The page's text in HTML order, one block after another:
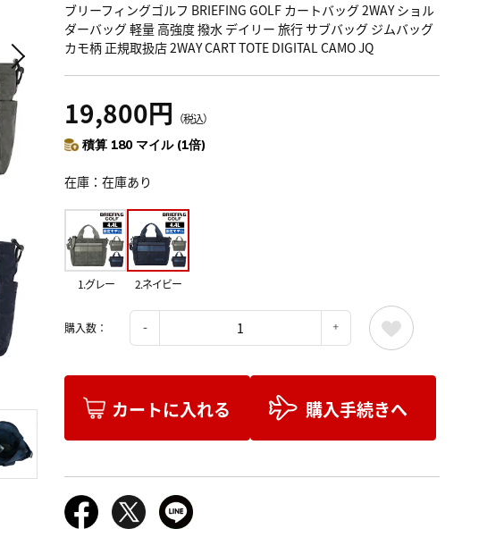
ブリーフィングゴルフ BRIEFING GOLF カートバッグ 2WAY ショル
ダーバッグ 軽量 高強度 撥水 デイリー 旅行 サブバッグ ジムバッグ
カモ柄 正規取扱店 2WAY CART TOTE DIGITAL CAMO JQ
19,800円 （税込）
積算 180 マイル (1倍)
在庫 在庫あり
1.グレー 2.ネイビー
購入数：
カートに入れる 購入手続きへ